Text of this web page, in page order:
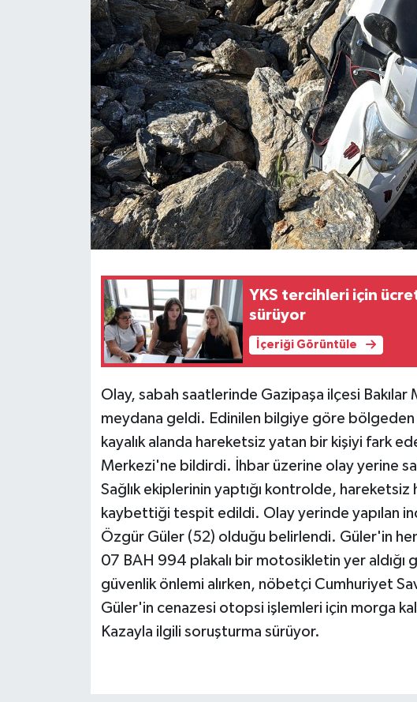
YKS tercihleri için
sürüyor
İçeriği Görüntüle
Olay, sabah saatlerinde Gazipaşa ilçesi Bakılar
meydana geldi. Edinilen bilgiye göre
kayalık alanda hareketsiz yatan bir kişiyi fark
Merkezi'ne bildirdi. İhbar üzerine olay yerine
Sağlık ekiplerinin yaptığı kontrolde, hareketsiz
kaybettiği tespit edildi. Olay yerinde yapılan
Özgür Güler (52) olduğu belirlendi. Güler'in
07 BAH 994 plakalı bir motosikletin yer
güvenlik önlemi alırken, nöbetçi Cumhuriyet
Güler'in cenazesi otopsi işlemleri için morga
Kazayla ilgili soruşturma sürüyor.
Haberler
KANALV Spor
Kültür Sanat
Magazin
Öğle Bülteni
Sosyal medya
Teknoloji